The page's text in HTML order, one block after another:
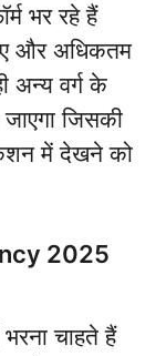
भर रहे हैं
और अधिकतम
अन्य वर्ग के
जिसकी
में देखने को
2025
चाहते हैं